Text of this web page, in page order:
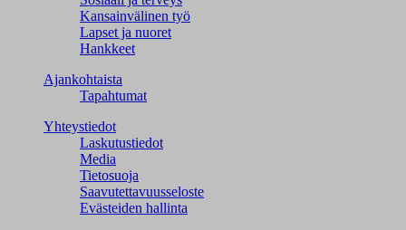
Kansainvälinen työ
Lapset ja nuoret
Hankkeet
Ajankohtaista
Tapahtumat
Yhteystiedot
Laskutustiedot
Media
Tietosuoja
Saavutettavuusseloste
Evästeiden hallinta